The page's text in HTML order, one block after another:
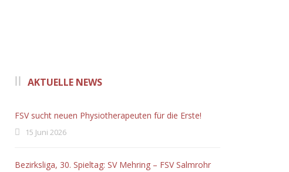
AKTUELLE NEWS
FSV sucht neuen Physiotherapeuten für die Erste!
15 Juni 2026
Bezirksliga, 30. Spieltag: SV Mehring – FSV Salmrohr